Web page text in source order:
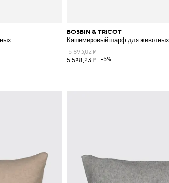
BOBBIN & TRICOT
Кашемировый шарф для животных
5 893,02 ₽
5 598,23 ₽
-5%